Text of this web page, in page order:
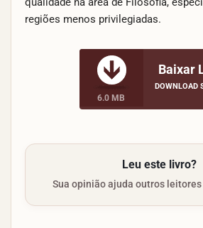
regiões menos privilegiadas.
6.0 MB
Baixar
DOWNLOAD
Leu este livro?
Sua opinião ajuda outros